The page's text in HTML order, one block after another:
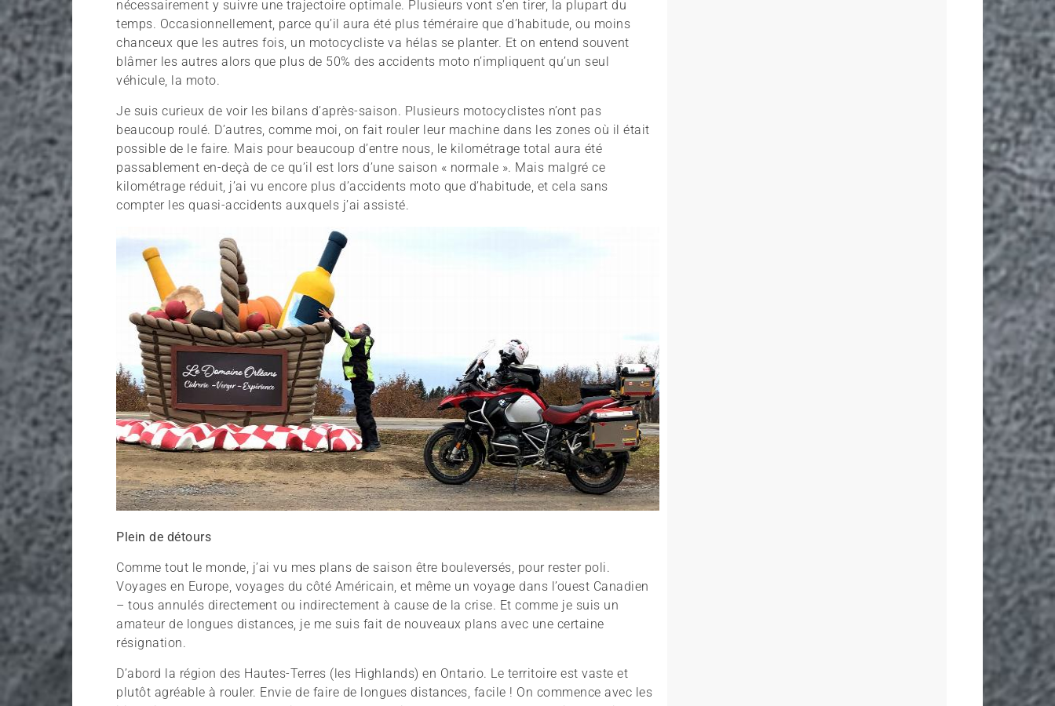
nécessairement y suivre une trajectoire optimale. Plusieurs vont s’en tirer, la plupart du
temps. Occasionnellement, parce qu’il aura été plus téméraire que d’habitude, ou moins
chanceux que les autres fois, un motocycliste va hélas se planter. Et on entend souvent
blâmer les autres alors que plus de 50% des accidents moto n’impliquent qu’un seul
véhicule, la moto.
Je suis curieux de voir les bilans d’après-saison. Plusieurs motocyclistes n’ont pas
beaucoup roulé. D’autres, comme moi, on fait rouler leur machine dans les zones où il était
possible de le faire. Mais pour beaucoup d’entre nous, le kilométrage total aura été
passablement en-deçà de ce qu’il est lors d’une saison « normale ». Mais malgré ce
kilométrage réduit, j’ai vu encore plus d’accidents moto que d’habitude, et cela sans
compter les quasi-accidents auxquels j’ai assisté.
Plein de détours
Comme tout le monde, j’ai vu mes plans de saison être bouleversés, pour rester poli.
Voyages en Europe, voyages du côté Américain, et même un voyage dans l’ouest Canadien
– tous annulés directement ou indirectement à cause de la crise. Et comme je suis un
amateur de longues distances, je me suis fait de nouveaux plans avec une certaine
résignation.
D’abord la région des Hautes-Terres (les Highlands) en Ontario. Le territoire est vaste et
plutôt agréable à rouler. Envie de faire de longues distances, facile ! On commence avec les